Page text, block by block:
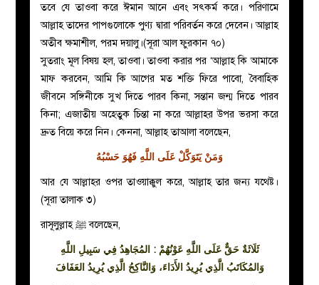
তবে যে তাওবা করে ঈমান আনে এবং সৎকর্ম করে। পরিণামে
আল্লাহ তাদের পাপগুলোকে পুণ্য দ্বারা পরিবর্তন করে দেবেন। আল্লাহ
অতীব ক্ষমাশীল, পরম দয়ালু।(সূরা আল ফুরকান ৭০)
সুতরাং মূল বিষয় হল, তাওবা। তাওবা করার পর ‘আল্লাহ কি আমাকে
মাফ করবেন, আমি কি আগের মত শক্তি ফিরে পাবো, বৈবাহিক
জীবনে সঙ্গিনীকে সুখ দিতে পারব কিনা, সন্তান জন্ম দিতে পারব
কিনা; এজাতীয় অহেতুক চিন্তা না করে আল্লাহর উপর ভরসা করে
দ্রুত বিয়ে করে নিন। কেননা, আল্লাহ তাআলা বলেছেন,
وَمَنْ يَتَوَكَّلْ عَلَى اللَّهِ فَهُوَ حَسْبُهُ
আর যে আল্লাহর ওপর তাওয়াক্কুল করে, আল্লাহ তার জন্য যথেষ্ট।
(সূরা তালাক ৩)
রাসূলুল্লাহ ﷺ বলেছেন,
ﺛَﻠَﺎﺛَﺔٌ ﺣَﻖٌّ ﻋَﻠَﻰ ﺍﻟﻠَّﻪِ ﻋَﻮْﻧُﻬُﻢْ : ﺍﻟﻤُﺠَﺎﻫِﺪُ ﻓِﻲ ﺳَﺒِﻴﻞِ ﺍﻟﻠَّﻪِ
ﻭَﺍﻟﻤُﻜَﺎﺗَﺐُ ﺍﻟَّﺬِﻱ ﻳُﺮِﻳﺪُ ﺍﻷَﺩَﺍﺀَ، ﻭَﺍﻟﻨَّﺎﻛِﺢُ ﺍﻟَّﺬِﻱ ﻳُﺮِﻳﺪُ ﺍﻟﻌَﻔَﺎﻑَ